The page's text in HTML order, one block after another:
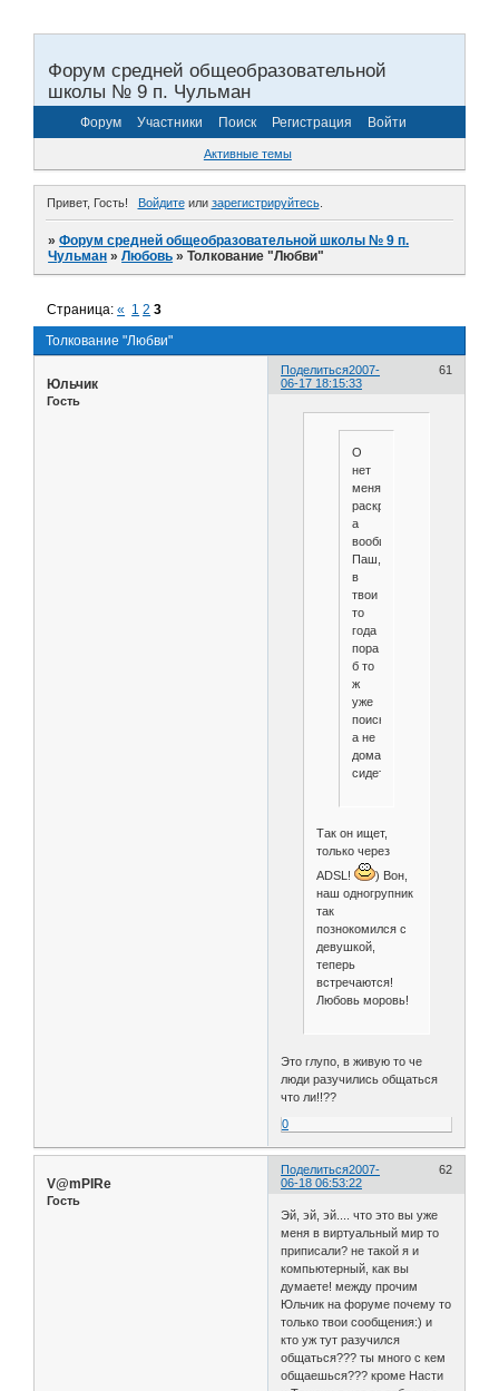
Форум средней общеобразовательной
школы № 9 п. Чульман
Форум Участники Поиск Регистрация Войти
Активные темы
Привет, Гость! Войдитеили зарегистрируйтесь.
»Форум средней общеобразовательной школы № 9 п.
Чульман »Любовь »Толкование "Любви"
Толкование "Любви"
Страница:« 1 2 3
Поделиться 61
2007-
06-17 18:15:33
Юльчик
Гость
О
нет
меня
раскрыли,
а
вообще
Паш,
в
твои
то
года
пора
б то
ж
уже
поискать,
а не
дома
сидеть!
Так он ищет,
только через
ADSL!
) Вон,
наш одногрупник
так
познокомился с
девушкой,
теперь
встречаются!
Любовь моровь!
Это глупо, в живую то че
люди разучились общаться
что ли!!??
0
Поделиться 62
2007-
06-18 06:53:22
V@mPIRe
Гость
Эй, эй, эй.... что это вы уже
меня в виртуальный мир то
приписали? не такой я и
компьютерный, как вы
думаете! между прочим
Юльчик на форуме почему то
только твои сообщения:) и
кто уж тут разучился
общаться??? ты много с кем
общаешься??? кроме Насти